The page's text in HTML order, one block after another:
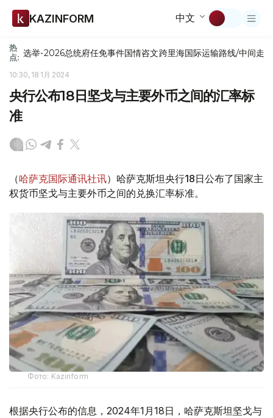
KAZINFORM 中文
热
点: 选举-2026总统府任免事件国情咨文跨里海国际运输路线/中间走廊
10:30, 18 1月 2024
央行公布18日坚戈与主要外币之间的汇率标
准
（哈萨克国际通讯社讯）哈萨克斯坦央行18日公布了国家主
权货币坚戈与主要外币之间的兑换汇率标准。
Фото: Kazinform
根据央行公布的信息，2024年1月18日，哈萨克斯坦坚戈与